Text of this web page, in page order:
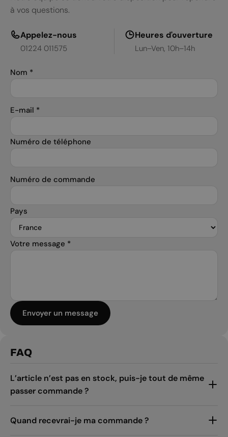
à vos questions.
Appelez-nous
01224 011575
Heures d'ouverture
Lun–Ven, 10h–14h
Nom *
E-mail *
Numéro de téléphone
Numéro de commande
Pays
Votre message *
Envoyer un message
FAQ
L’article n’est pas en stock, puis-je tout de même
passer commande ?
Quand recevrai-je ma commande ?